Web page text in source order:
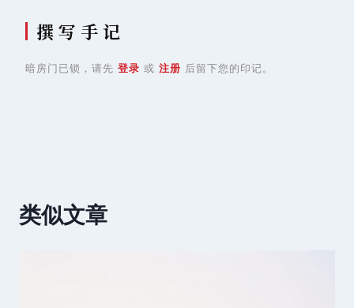
撰 写 手 记
暗房门已锁，请先 登录 或 注册 后留下您的印记。
类似文章